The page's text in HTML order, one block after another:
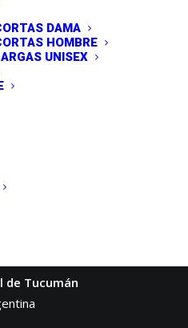
DAMA
HOMBRE
UNISEX
cómodas!! Las
un 10 gracias¡
- Babucha Algodón con
de Tucumán